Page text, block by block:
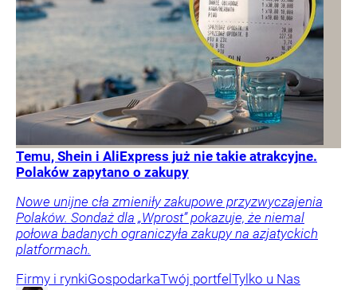
Temu, Shein i AliExpress już nie takie atrakcyjne.
Polaków zapytano o zakupy
Nowe unijne cła zmieniły zakupowe przyzwyczajenia
Polaków. Sondaż dla „Wprost” pokazuje, że niemal
połowa badanych ograniczyła zakupy na azjatyckich
platformach.
Firmy i rynkiGospodarkaTwój portfelTylko u Nas